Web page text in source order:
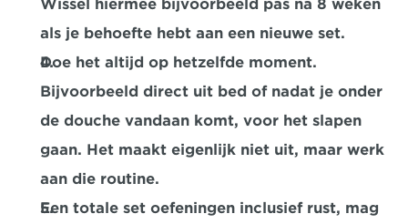
Wissel hiermee bijvoorbeeld pas na 8 weken
als je behoefte hebt aan een nieuwe set.
Doe het altijd op hetzelfde moment.
Bijvoorbeeld direct uit bed of nadat je onder
de douche vandaan komt, voor het slapen
gaan. Het maakt eigenlijk niet uit, maar werk
aan die routine.
Een totale set oefeningen inclusief rust, mag